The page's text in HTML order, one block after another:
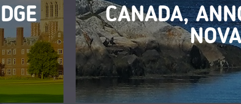
CANADA,